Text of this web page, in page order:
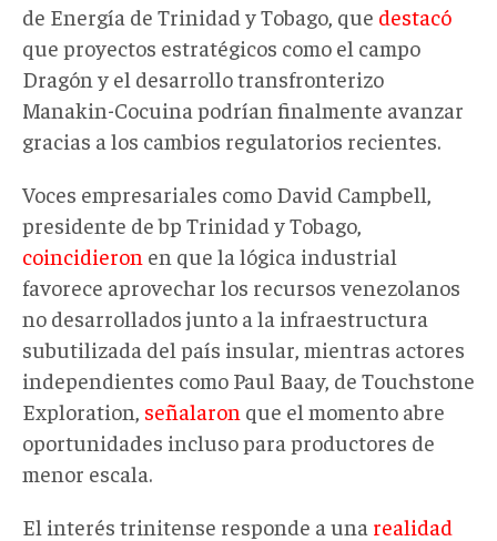
de Energía de Trinidad y Tobago, que destacó
que proyectos estratégicos como el campo
Dragón y el desarrollo transfronterizo
Manakin-Cocuina podrían finalmente avanzar
gracias a los cambios regulatorios recientes.
Voces empresariales como David Campbell,
presidente de bp Trinidad y Tobago,
coincidieron en que la lógica industrial
favorece aprovechar los recursos venezolanos
no desarrollados junto a la infraestructura
subutilizada del país insular, mientras actores
independientes como Paul Baay, de Touchstone
Exploration, señalaron que el momento abre
oportunidades incluso para productores de
menor escala.
El interés trinitense responde a una realidad